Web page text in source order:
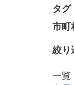
タグ
市町
絞り
一覧